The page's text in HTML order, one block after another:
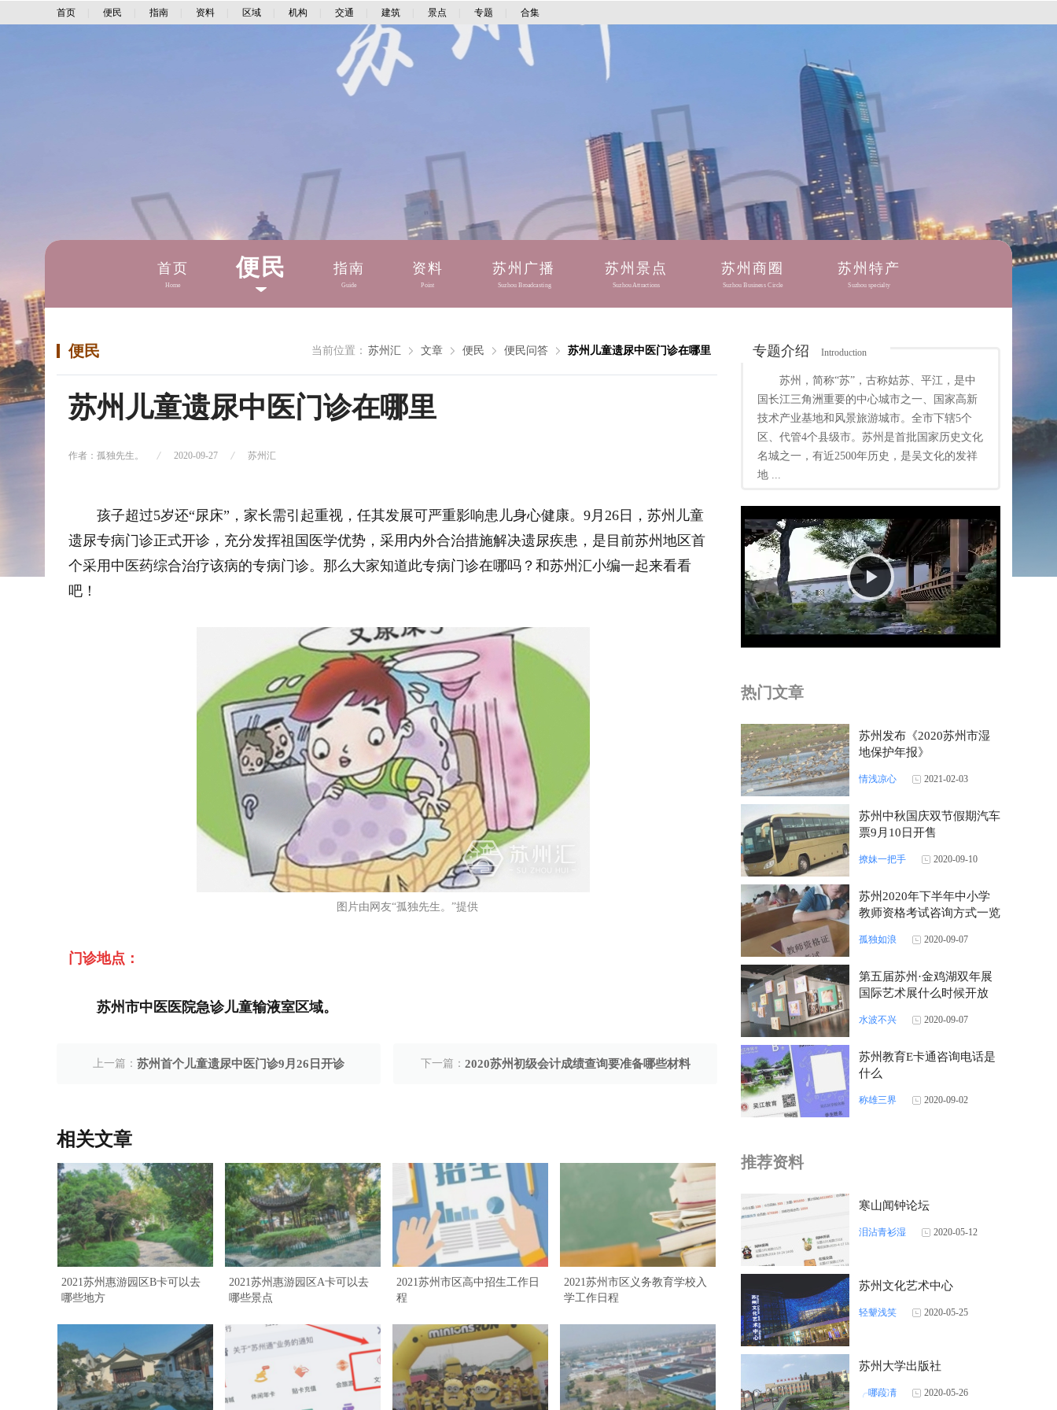
首页 便民 指南 资料 区域 机构 交通 建筑 景点 专题 合集
首页
Home
便民 指南
Guide
资料
Point
苏州广播
Suzhou Broadcasting
苏州景点
Suzhou Attractions
苏州商圈
Suzhou Business Circle
苏州特产
Suzhou specialty
便民 当前位置： 苏州汇 文章 便民 便民问答 苏州儿童遗尿中医门诊在哪里
苏州儿童遗尿中医门诊在哪里
作者：孤独先生。 2020-09-27 苏州汇
孩子超过5岁还“尿床”，家长需引起重视，任其发展可严重影响患儿身心健康。9月26日，苏州儿童
遗尿专病门诊正式开诊，充分发挥祖国医学优势，采用内外合治措施解决遗尿疾患，是目前苏州地区首
个采用中医药综合治疗该病的专病门诊。那么大家知道此专病门诊在哪吗？和苏州汇小编一起来看看
吧！
图片由网友“孤独先生。”提供
门诊地点：
苏州市中医医院急诊儿童输液室区域。
上一篇： 苏州首个儿童遗尿中医门诊9月26日开诊 下一篇： 2020苏州初级会计成绩查询要准备哪些材料
相关文章
2021苏州惠游园区B卡可以去
哪些地方
2021苏州惠游园区A卡可以去
哪些景点
2021苏州市区高中招生工作日
程
2021苏州市区义务教育学校入
学工作日程
专题介绍 Introduction
苏州，简称“苏”，古称姑苏、平江，是中
国长江三角洲重要的中心城市之一、国家高新
技术产业基地和风景旅游城市。全市下辖5个
区、代管4个县级市。苏州是首批国家历史文化
名城之一，有近2500年历史，是吴文化的发祥
地 ...
Play
Video
热门文章
苏州发布《2020苏州市湿
地保护年报》
情浅凉心 2021-02-03
苏州中秋国庆双节假期汽车
票9月10日开售
撩妹一把手 2020-09-10
苏州2020年下半年中小学
教师资格考试咨询方式一览
孤独如浪 2020-09-07
第五届苏州·金鸡湖双年展
国际艺术展什么时候开放
水波不兴 2020-09-07
苏州教育E卡通咨询电话是
什么
称雄三界 2020-09-02
推荐资料
寒山闻钟论坛
泪沾青衫湿 2020-05-12
苏州文化艺术中心
轻颦浅笑 2020-05-25
苏州大学出版社
╭哪葮凊 2020-05-26